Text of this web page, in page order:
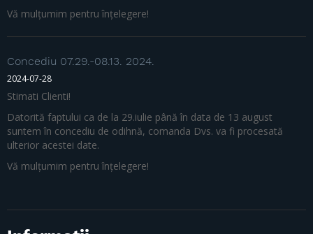
Vă mulțumim pentru înțelegere!
Concediu 07.29.-08.13. 2024.
2024-07-28
Stimati Clienti!
Datorită faptului ca de la 29.iulie până în data de 13 august
suntem în concediu de odihnă, comanda Dvs. va fi procesată
ulterior acestei date.
Vă mulțumim pentru înțelegere!